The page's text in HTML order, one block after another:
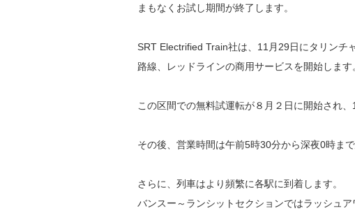
まもなくお試し期間が終了します。
SRT Electrified Train社は、11月29日にタリンチ
路線、レッドラインの商用サービスを開始します
この区間での無料試運転が８月２日に開始され
その後、営業時間は午前5時30分から深夜0時まで
さらに、列車はより頻繁に各駅に到着します。
バンスー～ランシットセクションではラッシュ